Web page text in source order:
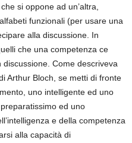
si oppone ad un’altra,
funzionali (per usare una
alla discussione. In
che una competenza ce
discussione. Come descriveva
Arthur Bloch, se metti di fronte
uno intelligente ed uno
ed uno
e della competenza
alla capacità di